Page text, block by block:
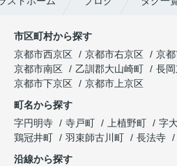
市区町村から探す
京都市西京区
京都市右京区 京
京都市南区
乙訓郡大山崎町 長
京都市下京区
京都市上京区
町名から探す
字円明寺
寺戸町 上植野町 字
鶏冠井町
羽束師古川町 長法寺
沿線から探す